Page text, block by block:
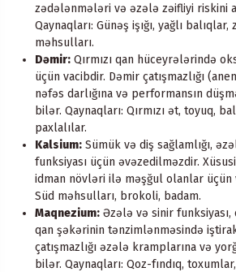
zədələnmələri və əzələ zəifliyi riskini
Qaynaqları: Günəş işığı, yağlı
məhsulları.
Dəmir: Qırmızı qan hüceyrələrində
üçün vacibdir. Dəmir çatışmazlığı
nəfəs darlığına və performansın
bilər. Qaynaqları: Qırmızı ət, toyuq,
paxlalılar.
Kalsium: Sümük və diş sağlamlığı,
funksiyası üçün əvəzedilməzdir.
idman növləri ilə məşğul olanlar üçün
Süd məhsulları, brokoli, badam.
Maqnezium: Əzələ və sinir funksiyası,
qan şəkərinin tənzimlənməsində
çatışmazlığı əzələ kramplarına və
bilər. Qaynaqları: Qoz-fındıq,